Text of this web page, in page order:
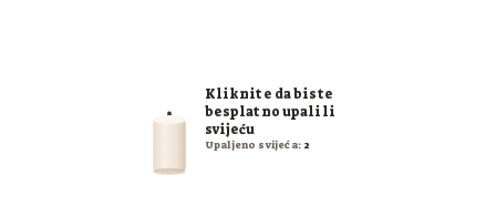
Kliknite da biste
besplatno upalili
svijeću
Upaljeno svijeća: 2